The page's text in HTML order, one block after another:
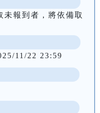
未報到者，將依備取
11/22 23:59